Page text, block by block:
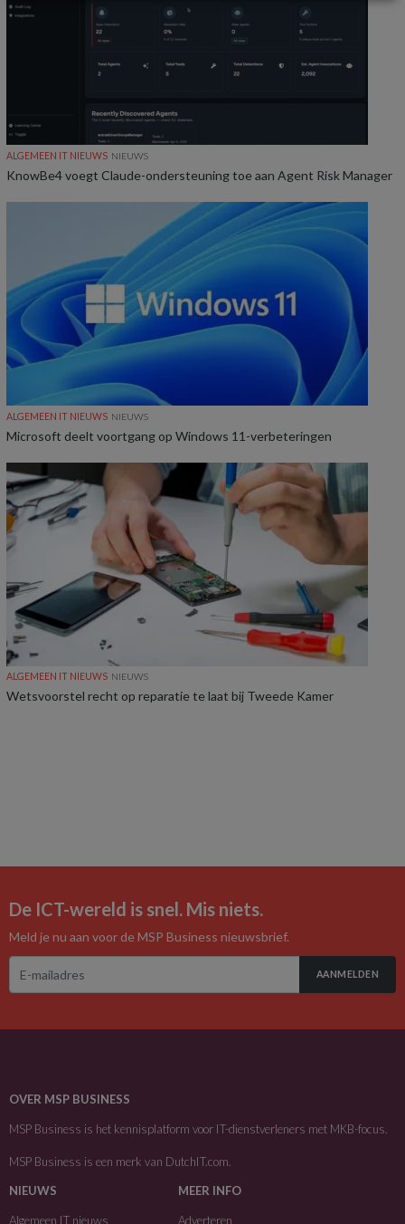
ALGEMEEN IT NIEUWS NIEUWS
KnowBe4 voegt Claude-ondersteuning toe aan Agent Risk Manager
ALGEMEEN IT NIEUWS NIEUWS
Microsoft deelt voortgang op Windows 11-verbeteringen
ALGEMEEN IT NIEUWS NIEUWS
Wetsvoorstel recht op reparatie te laat bij Tweede Kamer
De ICT-wereld is snel. Mis niets.
Meld je nu aan voor de MSP Business nieuwsbrief.
AANMELDEN
OVER MSP BUSINESS
MSP Business is het kennisplatform voor IT-dienstverleners met MKB-focus.
MSP Business is een merk van DutchIT.com.
NIEUWS
Algemeen IT nieuws
MEER INFO
Adverteren